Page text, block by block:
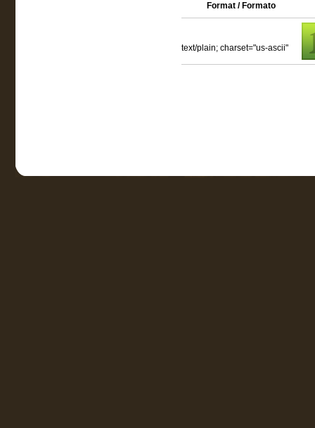
Format / Formato
text/plain; charset="us-ascii"